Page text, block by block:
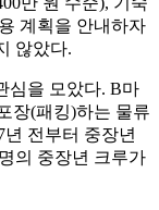
계획을 안내하자
않았다.
심을 모았다. B마
장(패킹)하는 물류
전부터 중장년
의 중장년 크루가